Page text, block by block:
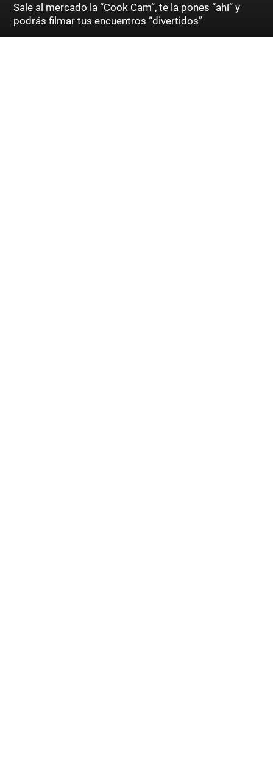
Sale al mercado la “Cook Cam”, te la pones “ahí” y
podrás filmar tus encuentros “divertidos”